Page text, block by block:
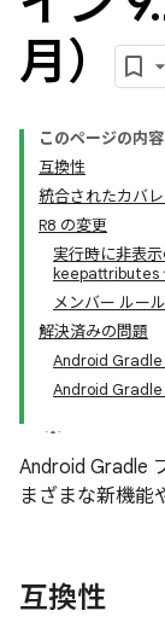
月）
このページの内容
互換性
統合されたカバ
R8 の変更
実行時に非表
keepattributes
メンバー ルー
解決済みの問題
Android Gradle
Android
Android Gradle
まざまな新機能
互換性